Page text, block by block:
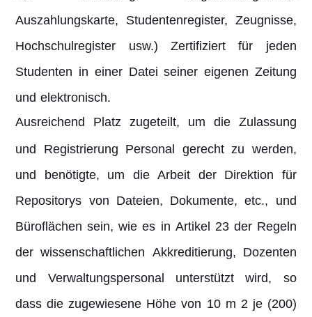
Auszahlungskarte, Studentenregister, Zeugnisse,
Hochschulregister usw.) Zertifiziert für jeden
Studenten in einer Datei seiner eigenen Zeitung
und elektronisch.
Ausreichend Platz zugeteilt, um die Zulassung
und Registrierung Personal gerecht zu werden,
und benötigte, um die Arbeit der Direktion für
Repositorys von Dateien, Dokumente, etc., und
Büroflächen sein, wie es in Artikel 23 der Regeln
der wissenschaftlichen Akkreditierung, Dozenten
und Verwaltungspersonal unterstützt wird, so
dass die zugewiesene Höhe von 10 m 2 je (200)